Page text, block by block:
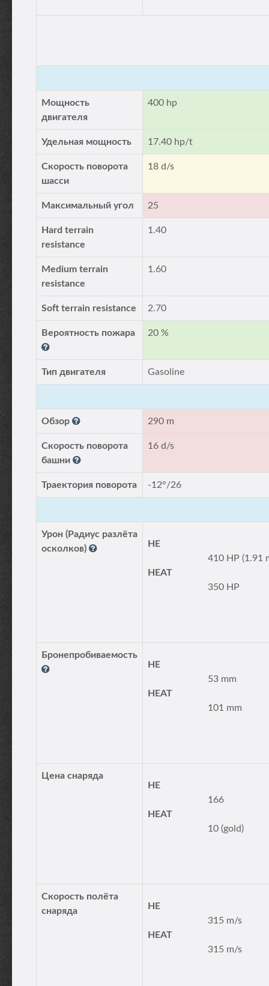
Мощность
двигателя
400 hp
Удельная мощность 17.40 hp/t
Скорость поворота
шасси
18 d/s
Максимальный угол 25
Hard terrain
resistance
1.40
Medium terrain
resistance
1.60
Soft terrain resistance 2.70
Вероятность пожара 20 %
Тип двигателя Gasoline
Обзор 290 m
Скорость поворота
башни
16 d/s
Траектория поворота -12°/26
Урон (Радиус разлёта
осколков)
HE
410 HP (1.91
HEAT
350 HP
Бронепробиваемость
HE
53 mm
HEAT
101 mm
Цена снаряда
HE
166
HEAT
10 (gold)
Скорость полёта
снаряда
HE
315 m/s
HEAT
315 m/s